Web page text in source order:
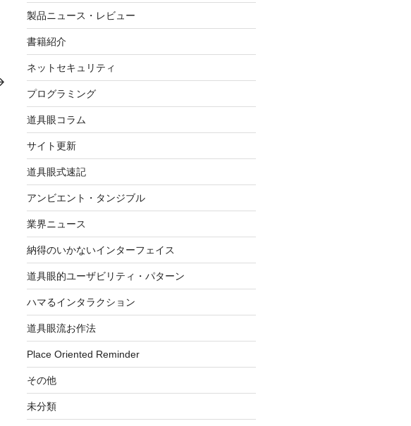
製品ニュース・レビュー
書籍紹介
ネットセキュリティ
プログラミング
道具眼コラム
サイト更新
道具眼式速記
アンビエント・タンジブル
業界ニュース
納得のいかないインターフェイス
道具眼的ユーザビリティ・パターン
ハマるインタラクション
道具眼流お作法
Place Oriented Reminder
その他
未分類